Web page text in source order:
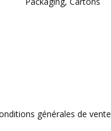
générales de vente